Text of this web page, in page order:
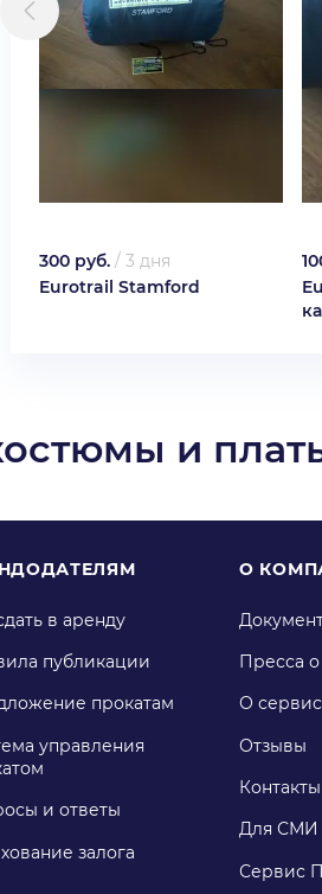
300 руб. / 3 дня
Eurotrail Stamford
и
в аренду
публикации
прокатам
управления
и ответы
залога
О
Пресса
О
Отзывы
Контакты
Для СМИ
Сервис